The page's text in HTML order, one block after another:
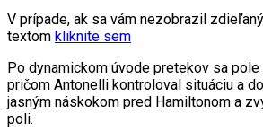
V prípade, ak sa vám nezobrazil
textom kliknite sem
Po dynamickom úvode pretekov sa
pričom Antonelli kontroloval situáciu a
jasným náskokom pred Hamiltonom a
poli.